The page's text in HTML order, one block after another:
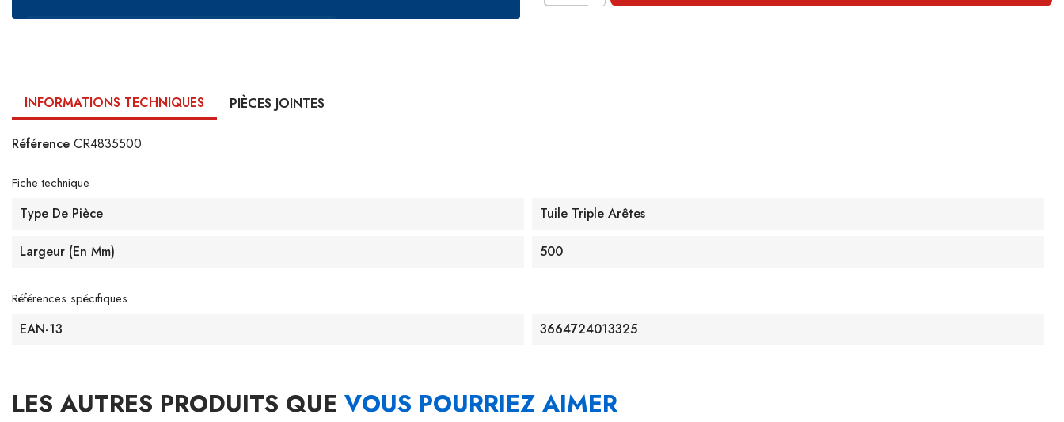
INFORMATIONS TECHNIQUES PIÈCES JOINTES
Référence CR4835500
Fiche technique
Type De Pièce Tuile Triple Arêtes
Largeur (en Mm) 500
Références spécifiques
EAN-13 3664724013325
LES AUTRES PRODUITS QUE VOUS POURRIEZ AIMER